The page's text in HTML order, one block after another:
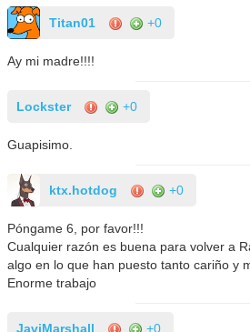
Titan01 +0
Ay mi madre!!!!
Lockster +0
Guapisimo.
ktx.hotdog +0
Póngame 6, por favor!!!
Cualquier razón es buena para volver a
algo en lo que han puesto tanto cariño y
Enorme trabajo
JaviMarshall +0